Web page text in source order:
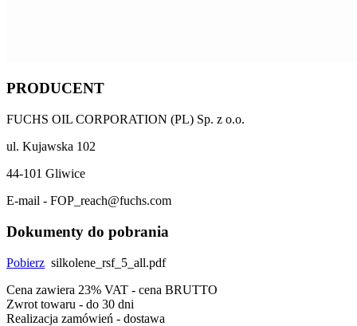
PRODUCENT
FUCHS OIL CORPORATION (PL) Sp. z o.o.
ul. Kujawska 102
44-101 Gliwice
E-mail - FOP_reach@fuchs.com
Dokumenty do pobrania
Pobierz silkolene_rsf_5_all.pdf
Cena zawiera 23% VAT - cena BRUTTO
Zwrot towaru - do 30 dni
Realizacja zamówień - dostawa